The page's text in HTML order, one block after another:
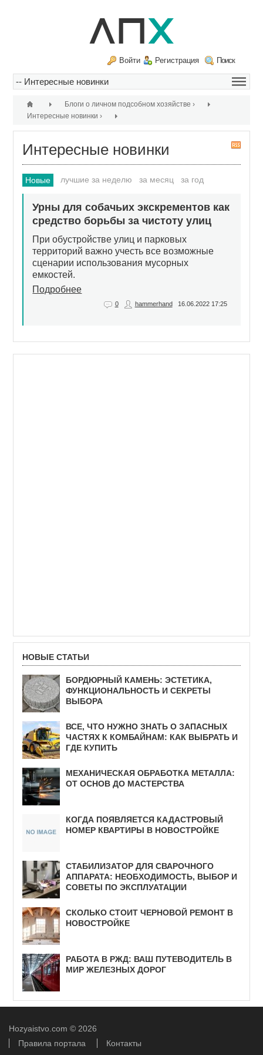
Поиск
Войти Регистрация
Блоги о личном подсобном хозяйстве ›
Интересные новинки ›
S
Интересные новинки
Новые лучшие за неделю за месяц за год
Урны для собачьих экскрементов как
средство борьбы за чистоту улиц
При обустройстве улиц и парковых
территорий важно учесть все возможные
сценарии использования мусорных
емкостей.
Подробнее
16.06.2022 17:25
hammerhand
0
НОВЫЕ СТАТЬИ
БОРДЮРНЫЙ КАМЕНЬ: ЭСТЕТИКА,
ФУНКЦИОНАЛЬНОСТЬ И СЕКРЕТЫ
ВЫБОРА
ВСЕ, ЧТО НУЖНО ЗНАТЬ О ЗАПАСНЫХ
ЧАСТЯХ К КОМБАЙНАМ: КАК ВЫБРАТЬ И
ГДЕ КУПИТЬ
МЕХАНИЧЕСКАЯ ОБРАБОТКА МЕТАЛЛА:
ОТ ОСНОВ ДО МАСТЕРСТВА
КОГДА ПОЯВЛЯЕТСЯ КАДАСТРОВЫЙ
НОМЕР КВАРТИРЫ В НОВОСТРОЙКЕ
СТАБИЛИЗАТОР ДЛЯ СВАРОЧНОГО
АППАРАТА: НЕОБХОДИМОСТЬ, ВЫБОР И
СОВЕТЫ ПО ЭКСПЛУАТАЦИИ
СКОЛЬКО СТОИТ ЧЕРНОВОЙ РЕМОНТ В
НОВОСТРОЙКЕ
РАБОТА В РЖД: ВАШ ПУТЕВОДИТЕЛЬ В
МИР ЖЕЛЕЗНЫХ ДОРОГ
Hozyaistvo.com © 2026
Правила портала
Контакты